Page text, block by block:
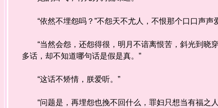
“依然不埋怨吗？”不怨天不尤人，不恨那个口口声声
“当然会怨，还怨得很，明月不谙离恨苦，斜光到晓
多话，却不知道哪句话是假是真。”
“这话不矫情，朕爱听。”
“问题是，再埋怨也挽不回什么，罪妇只想当有福之